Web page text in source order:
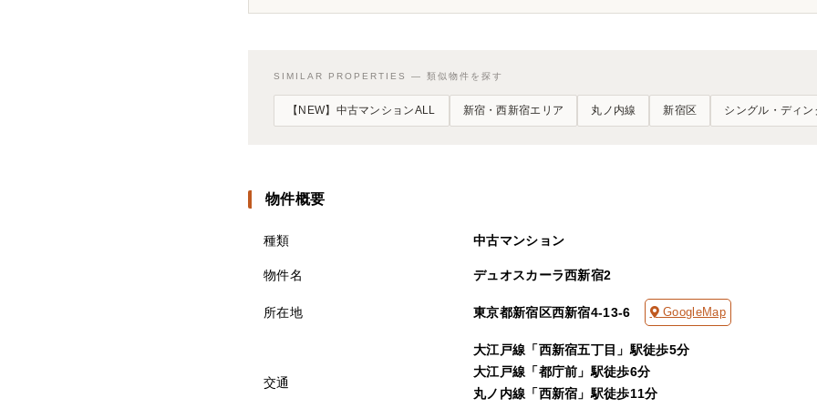
SIMILAR PROPERTIES — 類似物件を探す
【NEW】中古マンションALL 新宿・西新宿エリア 丸ノ内線 新宿区 シングル・ディン
物件概要
種類 中古マンション
物件名 デュオスカーラ西新宿2
所在地 東京都新宿区西新宿4-13-6 GoogleMap
交通
大江戸線「西新宿五丁目」駅徒歩5分
大江戸線「都庁前」駅徒歩6分
丸ノ内線「西新宿」駅徒歩11分